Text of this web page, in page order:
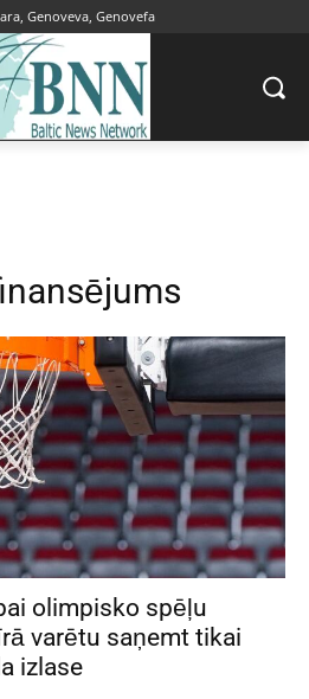
Genoveva, Genovefa
olimpisko spēļu
varētu saņemt tikai
izlase